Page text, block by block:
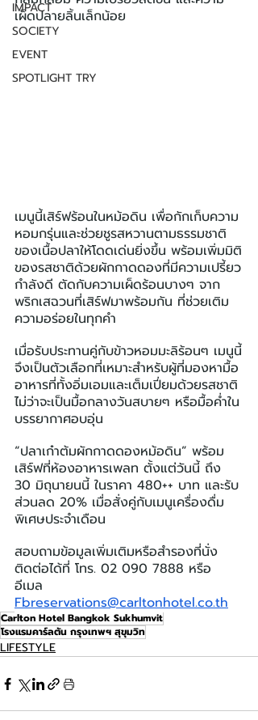
IMPACT
SOCIETY
EVENT
SPOTLIGHT TRY
เผ็ดปลายลิ้นเล็กน้อย
เมนูนี้เสิร์ฟร้อนในหม้อดิน เพื่อกักเก็บความ
หอมกรุ่นและช่วยชูรสหวานตามธรรมชาติ
ของเนื้อปลาให้โดดเด่นยิ่งขึ้น พร้อมเพิ่มมิติ
ของรสชาติด้วยผักกาดดองที่มีความเปรี้ยว
กำลังดี ตัดกับความเผ็ดร้อนบางๆ จาก
พริกเสฉวนที่เสิร์ฟมาพร้อมกัน ที่ช่วยเติม
ความอร่อยในทุกคำ
เมื่อรับประทานคู่กับข้าวหอมมะลิร้อนๆ เมนูนี้
จึงเป็นตัวเลือกที่เหมาะสำหรับผู้ที่มองหามื้อ
อาหารที่ทั้งอิ่มเอมและเต็มเปี่ยมด้วยรสชาติ
ไม่ว่าจะเป็นมื้อกลางวันสบายๆ หรือมื้อค่ำใน
บรรยากาศอบอุ่น
“ปลาเก๋าต้มผักกาดดองหม้อดิน” พร้อม
เสิร์ฟที่ห้องอาหารเพลท ตั้งแต่วันนี้ ถึง
30 มิถุนายนนี้ ในราคา 480++ บาท และรับ
ส่วนลด 20% เมื่อสั่งคู่กับเมนูเครื่องดื่ม
พิเศษประจำเดือน
สอบถามข้อมูลเพิ่มเติมหรือสำรองที่นั่ง
ติดต่อได้ที่ โทร. 02 090 7888 หรือ
อีเมล
Fbreservations@carltonhotel.co.th
Carlton Hotel Bangkok Sukhumvit
โรงแรมคาร์ลตัน กรุงเทพฯ สุขุมวิท
LIFESTYLE